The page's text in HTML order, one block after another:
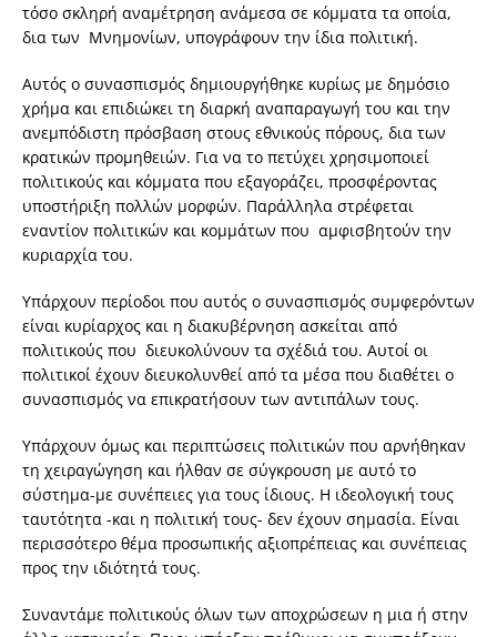
τόσο σκληρή αναμέτρηση ανάμεσα σε κόμματα τα οποία,
δια των Μνημονίων, υπογράφουν την ίδια πολιτική.
Αυτός ο συνασπισμός δημιουργήθηκε κυρίως με δημόσιο
χρήμα και επιδιώκει τη διαρκή αναπαραγωγή του και την
ανεμπόδιστη πρόσβαση στους εθνικούς πόρους, δια των
κρατικών προμηθειών. Για να το πετύχει χρησιμοποιεί
πολιτικούς και κόμματα που εξαγοράζει, προσφέροντας
υποστήριξη πολλών μορφών. Παράλληλα στρέφεται
εναντίον πολιτικών και κομμάτων που αμφισβητούν την
κυριαρχία του.
Υπάρχουν περίοδοι που αυτός ο συνασπισμός συμφερόντων
είναι κυρίαρχος και η διακυβέρνηση ασκείται από
πολιτικούς που διευκολύνουν τα σχέδιά του. Αυτοί οι
πολιτικοί έχουν διευκολυνθεί από τα μέσα που διαθέτει ο
συνασπισμός να επικρατήσουν των αντιπάλων τους.
Υπάρχουν όμως και περιπτώσεις πολιτικών που αρνήθηκαν
τη χειραγώγηση και ήλθαν σε σύγκρουση με αυτό το
σύστημα-με συνέπειες για τους ίδιους. Η ιδεολογική τους
ταυτότητα -και η πολιτική τους- δεν έχουν σημασία. Είναι
περισσότερο θέμα προσωπικής αξιοπρέπειας και συνέπειας
προς την ιδιότητά τους.
Συναντάμε πολιτικούς όλων των αποχρώσεων η μια ή στην